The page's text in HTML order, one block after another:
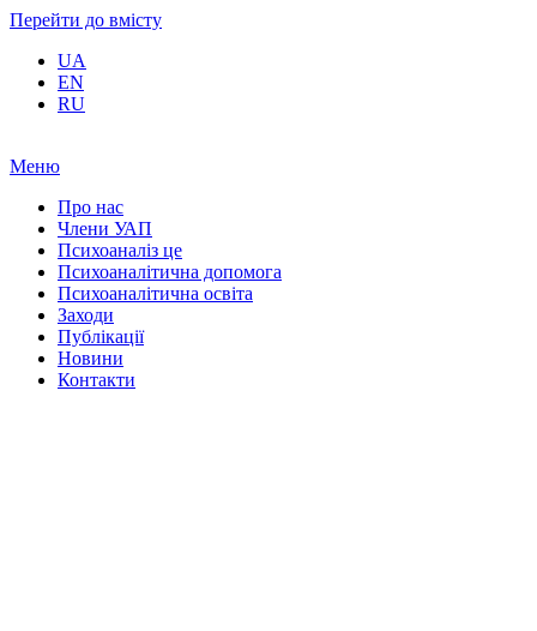
Перейти до вмісту
UA
EN
RU
Меню
Про нас
Члени УАП
Психоаналіз це
Психоаналітична допомога
Психоаналітична освіта
Заходи
Публікації
Новини
Контакти